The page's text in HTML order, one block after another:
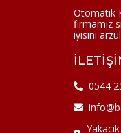
Otomatik
firmamız
iyisini
0544